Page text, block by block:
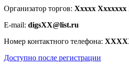
Организатор торгов: Xxxxx Xxxxxxx
E-mail: digsXX@list.ru
Номер контактного телефона:
Доступно после регистрации